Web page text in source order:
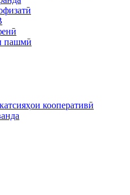
пашмӣ
кооперативӣ